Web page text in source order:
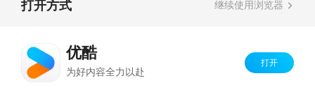
打开方式 继续使用浏览器
优酷
为好内容全力以赴
打开